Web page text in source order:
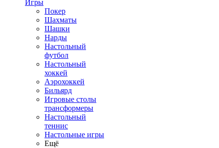
Игры
Покер
Шахматы
Шашки
Нарды
Настольный
футбол
Настольный
хоккей
Аэрохоккей
Бильярд
Игровые столы
трансформеры
Настольный
теннис
Настольные игры
Ещё